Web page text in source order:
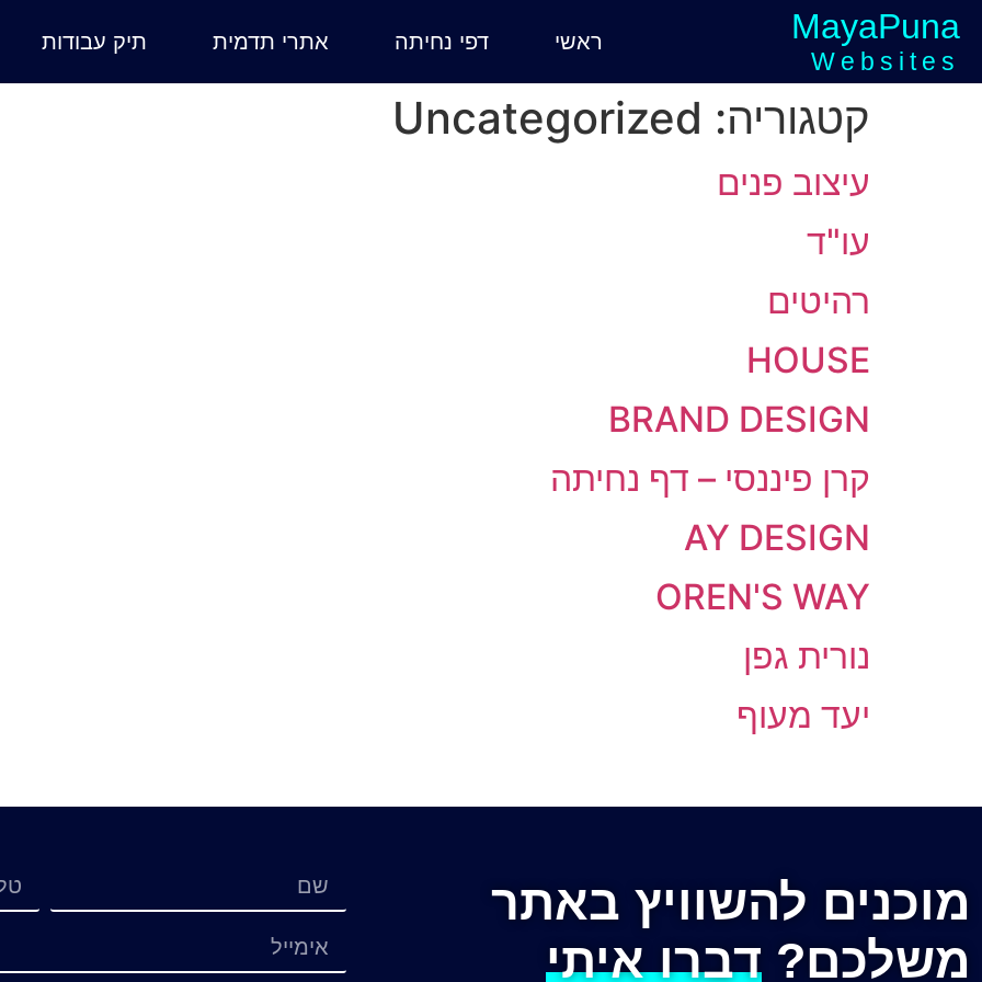
MayaPuna
Websites
ראשי דפי נחיתה אתרי תדמית תיק עבודות
קטגוריה: Uncategorized
עיצוב פנים
עו"ד
רהיטים
HOUSE
BRAND DESIGN
קרן פיננסי – דף נחיתה
AY DESIGN
OREN'S WAY
נורית גפן
יעד מעוף
מוכנים להשוויץ באתר
משלכם? דברו איתי